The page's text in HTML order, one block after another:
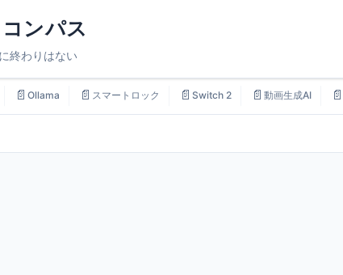
ンパス
終わりはない
📄 Ollama 📄 スマートロック 📄 Switch 2 📄 動画生成AI 📄